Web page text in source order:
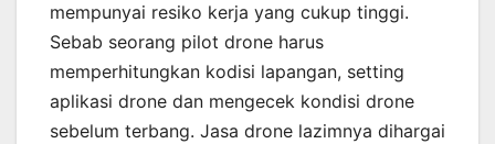
mempunyai resiko kerja yang cukup tinggi.
Sebab seorang pilot drone harus
memperhitungkan kodisi lapangan, setting
aplikasi drone dan mengecek kondisi drone
sebelum terbang. Jasa drone lazimnya dihargai